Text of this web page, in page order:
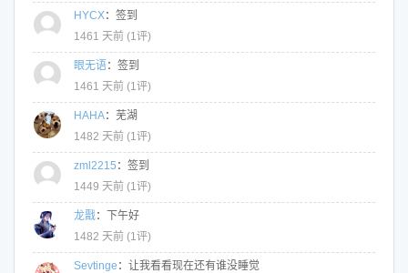
HYCX： 签到
1461 天前 (1评)
眼无语： 签到
1461 天前 (1评)
HAHA： 芜湖
1482 天前 (1评)
zml2215 ： 签到
1449 天前 (1评)
龙戬：
下午好
1482 天前 (1评)
Sevtinge ： 让我看看现在还有谁没睡觉